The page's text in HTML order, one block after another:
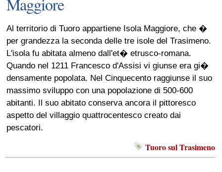
Al territorio di Tuoro appartiene Isola Maggiore, che �
per grandezza la seconda delle tre isole del Trasimeno.
L'isola fu abitata almeno dall'et� etrusco-romana.
Quando nel 1211 Francesco d'Assisi vi giunse era gi�
densamente popolata. Nel Cinquecento raggiunse il suo
massimo sviluppo con una popolazione di 500-600
abitanti. Il suo abitato conserva ancora il pittoresco
aspetto del villaggio quattrocentesco creato dai
pescatori.
Tuoro sul Trasimeno